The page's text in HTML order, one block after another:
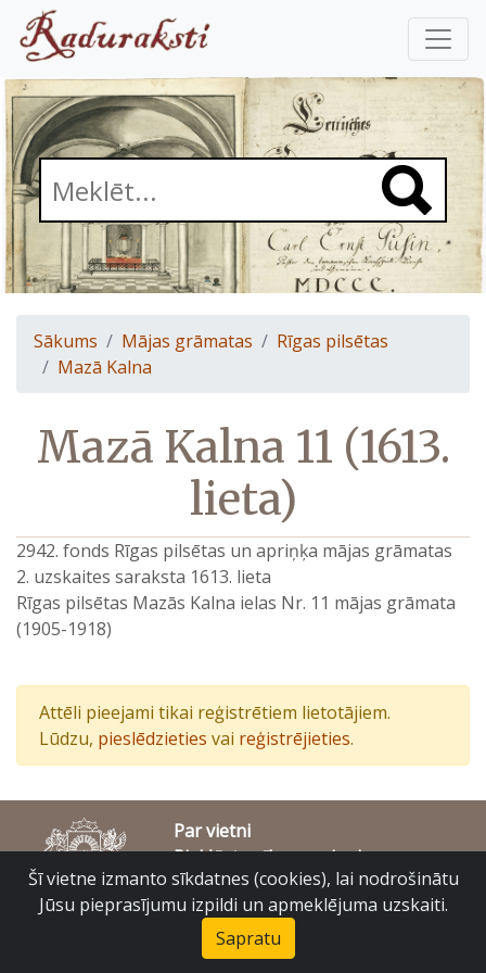
Sākums Mājas grāmatas
Rīgas pilsētas
Mazā Kalna
Mazā Kalna 11 (1613.
lieta)
2942. fonds Rīgas pilsētas un apriņķa mājas grāmatas
2. uzskaites saraksta 1613. lieta
Rīgas pilsētas Mazās Kalna ielas Nr. 11 mājas grāmata
(1905-1918)
Attēli pieejami tikai reģistrētiem lietotājiem.
Lūdzu, pieslēdzieties vai reģistrējieties.
Par vietni
Piekļūstamības paziņojums
© Latvijas Valsts vēstures arhīvs 2007-2026
Slokas iela 16, Rīga, LV – 1048
raduraksti@arhivi.gov.lv
Šī vietne izmanto sīkdatnes (cookies), lai nodrošinātu
Jūsu pieprasījumu izpildi un apmeklējuma uzskaiti.
Sapratu